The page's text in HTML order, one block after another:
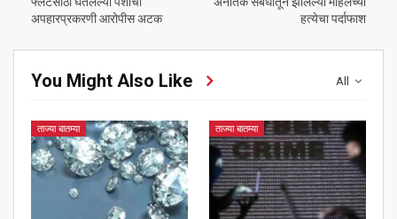
अपहारप्रकरणी आरोपीस अटक
हत्येचा पर्दाफाश
All
You Might Also Like
ताज्या बातम्या ताज्या बातम्या